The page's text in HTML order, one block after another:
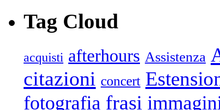
Tag Cloud
acquisti afterhours Assistenza
citazioni concert
fotografia frasi